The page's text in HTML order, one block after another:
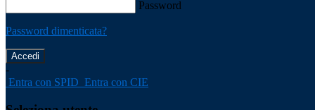
Password
Password dimenticata?
-
Entra con SPID Entra con CIE